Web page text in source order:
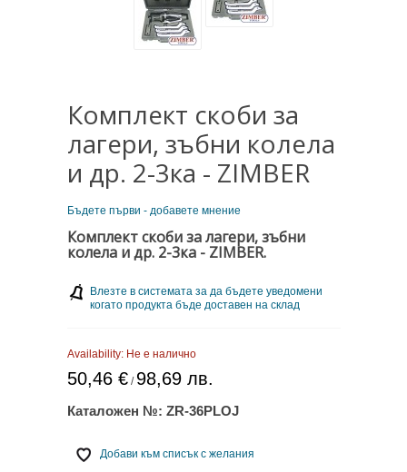
Комплект скоби за
лагери, зъбни колела
и др. 2-3ка - ZIMBER
Бъдете първи - добавете мнение
Комплект скоби за лагери, зъбни
колела и др. 2-3ка - ZIMBER.
Влезте в системата за да бъдете уведомени
когато продукта бъде доставен на склад
Availability: Не е налично
50,46 €/ 98,69 лв.
Каталожен №: ZR-36PLOJ
Добави към списък с желания